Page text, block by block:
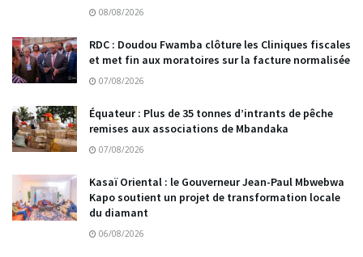
08/08/2026
RDC : Doudou Fwamba clôture les Cliniques fiscales
et met fin aux moratoires sur la facture normalisée
07/08/2026
Équateur : Plus de 35 tonnes d’intrants de pêche
remises aux associations de Mbandaka
07/08/2026
Kasaï Oriental : le Gouverneur Jean-Paul Mbwebwa
Kapo soutient un projet de transformation locale
du diamant
06/08/2026